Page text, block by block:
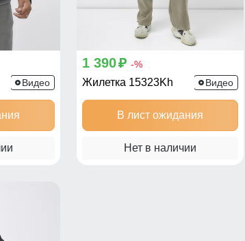
Видео
1 390p -%
Жилетка 15323Kh Видео
В лист ожидания
Нет в наличии